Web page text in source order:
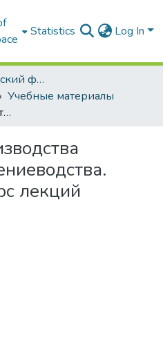
Statistics Log In
Агротехнологический факультет
Учебные материалы
Технологии производства продукции растениеводства. Земледелие. Курс лекций
лекций